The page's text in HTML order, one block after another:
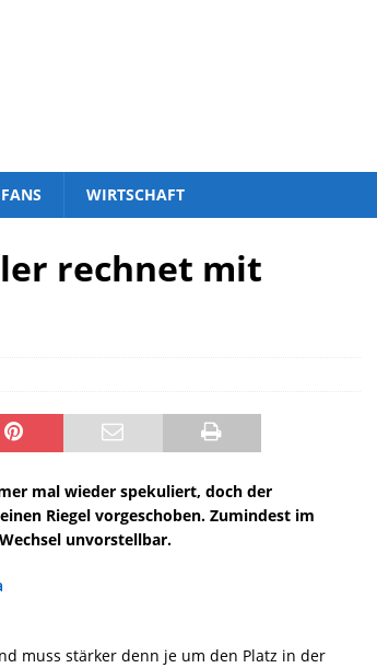
FANS WIRTSCHAFT
rechnet mit
mal wieder spekuliert, doch der
Riegel vorgeschoben. Zumindest im
unvorstellbar.
muss stärker denn je um den Platz in der